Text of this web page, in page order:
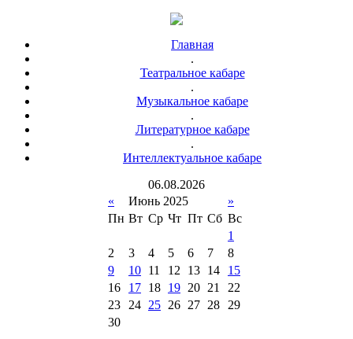
Главная
.
Театральное кабаре
.
Музыкальное кабаре
.
Литературное кабаре
.
Интеллектуальное кабаре
06.08.2026
«
Июнь 2025
»
Пн Вт Ср Чт Пт Сб Вс
1
2
3 4 5 6 7
8
9
10 11 12 13 14
15
16
17 18 19 20 21
22
23
24 25 26 27 28
29
30